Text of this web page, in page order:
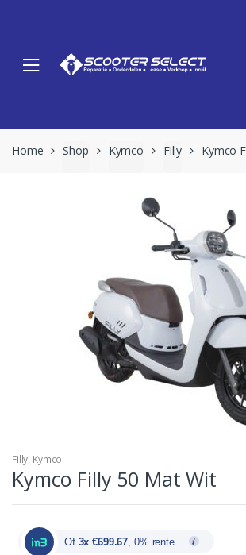
Home Shop Kymco Filly Kymco
Filly, Kymco
Kymco Filly 50 Mat Wit
Of 3x €699.67, 0% rente